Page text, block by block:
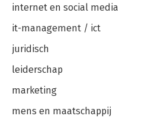
internet en social media
it-management / ict
juridisch
leiderschap
marketing
mens en maatschappij